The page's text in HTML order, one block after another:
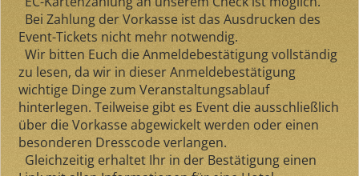
Bei Zahlung der Vorkasse ist das Ausdrucken des
Event-Tickets nicht mehr notwendig.
Wir bitten Euch die Anmeldebestätigung vollständig
zu lesen, da wir in dieser Anmeldebestätigung
wichtige Dinge zum Veranstaltungsablauf
hinterlegen. Teilweise gibt es Event die ausschließlich
über die Vorkasse abgewickelt werden oder einen
besonderen Dresscode verlangen.
Gleichzeitig erhaltet Ihr in der Bestätigung einen